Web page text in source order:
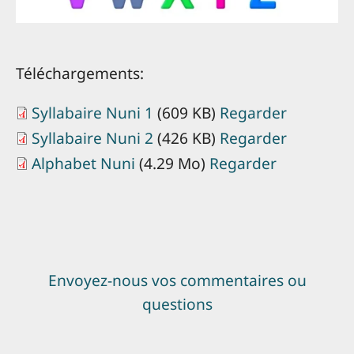
Téléchargements:
Syllabaire Nuni 1 (609 KB) Regarder
Syllabaire Nuni 2 (426 KB) Regarder
Alphabet Nuni (4.29 Mo) Regarder
Envoyez-nous vos commentaires ou
questions